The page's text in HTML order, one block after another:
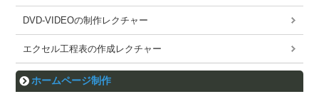
DVD-VIDEOの制作レクチャー
エクセル工程表の作成レクチャー
ホームページ制作